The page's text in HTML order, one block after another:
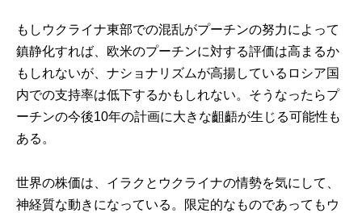
もしウクライナ東部での混乱がプーチンの努力によって
鎮静化すれば、欧米のプーチンに対する評価は高まるか
もしれないが、ナショナリズムが高揚しているロシア国
内での支持率は低下するかもしれない。そうなったらプ
ーチンの今後10年の計画に大きな齟齬が生じる可能性も
ある。
世界の株価は、イラクとウクライナの情勢を気にして、
神経質な動きになっている。限定的なものであってもウ